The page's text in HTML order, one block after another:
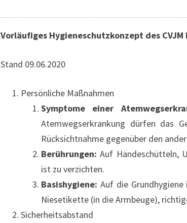
Vorläufiges Hygieneschutzkonzept des CVJM
Stand 09.06.2020
Persönliche Maßnahmen
Symptome einer
Atemwegserkrankung dürfen das
Rücksichtnahme gegenüber den
Berührungen: Auf Händeschütteln,
ist zu verzichten.
Basishygiene: Auf die
Niesetikette (in die Armbeuge),
Sicherheitsabstand